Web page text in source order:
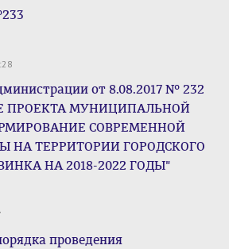
от 8.08.2017 № 232
ПРОЕКТА МУНИЦИПАЛЬНОЙ
СОВРЕМЕННОЙ
НА ТЕРРИТОРИИ ГОРОДСКОГО
НА 2018-2022 ГОДЫ"
проведения